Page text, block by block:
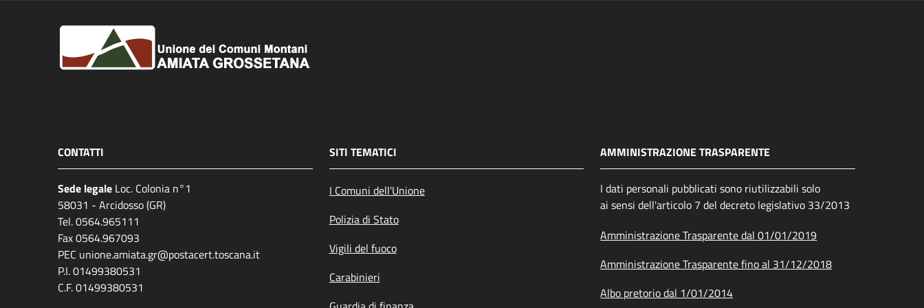
CONTATTI
Sede legale Loc. Colonia n°1
58031 - Arcidosso (GR)
Tel. 0564.965111
Fax 0564.967093
PEC unione.amiata.gr@postacert.toscana.it
P.I. 01499380531
C.F. 01499380531
SITI TEMATICI
I Comuni dell'Unione
Polizia di Stato
Vigili del fuoco
Carabinieri
AMMINISTRAZIONE TRASPARENTE
I dati personali pubblicati sono riutilizzabili solo
ai sensi dell'articolo 7 del decreto legislativo 33/2013
Amministrazione Trasparente dal 01/01/2019
Amministrazione Trasparente fino al 31/12/2018
Albo pretorio dal 1/01/2014